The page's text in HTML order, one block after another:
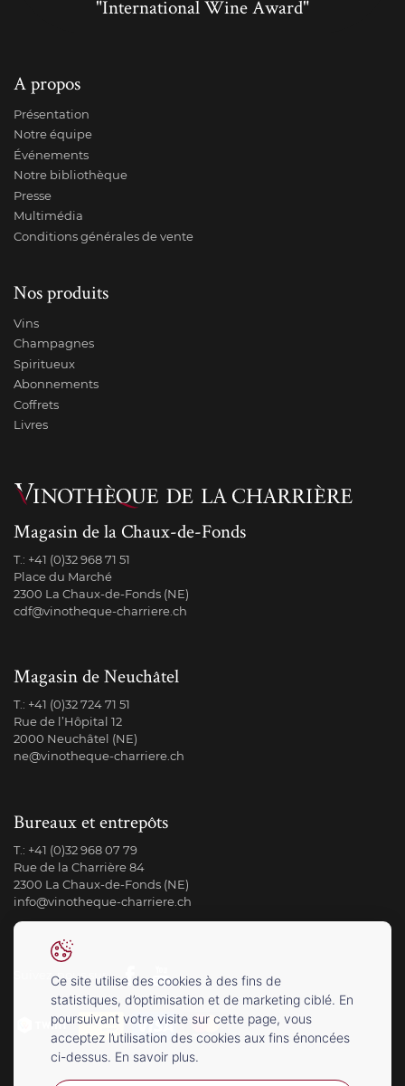
"International Wine Award"
A propos
Présentation
Notre équipe
Événements
Notre bibliothèque
Presse
Multimédia
Conditions générales de vente
Nos produits
Vins
Champagnes
Spiritueux
Abonnements
Coffrets
Livres
Magasin de la Chaux-de-Fonds
T.: +41 (0)32 968 71 51
Place du Marché
2300 La Chaux-de-Fonds (NE)
cdf@vinotheque-charriere.ch
Magasin de Neuchâtel
T.: +41 (0)32 724 71 51
Rue de l’Hôpital 12
2000 Neuchâtel (NE)
ne@vinotheque-charriere.ch
Bureaux et entrepôts
T.: +41 (0)32 968 07 79
Rue de la Charrière 84
2300 La Chaux-de-Fonds (NE)
info@vinotheque-charriere.ch
Suivez-nous sur
Ce site utilise des cookies à des fins de
statistiques, d’optimisation et de marketing ciblé. En
poursuivant votre visite sur cette page, vous
acceptez l’utilisation des cookies aux fins énoncées
ci-dessus. En savoir plus.